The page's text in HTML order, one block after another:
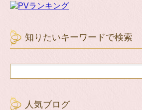
知りたいキーワードで検索
人気ブログ